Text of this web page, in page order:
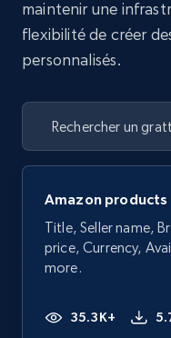
maintenir une
flexibilité de créer
personnalisés.
Amazon products
Title, Seller name,
price, Currency,
more.
35.3K+